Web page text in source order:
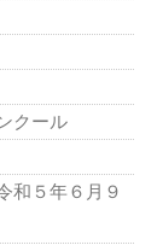
クール
和５年６月９